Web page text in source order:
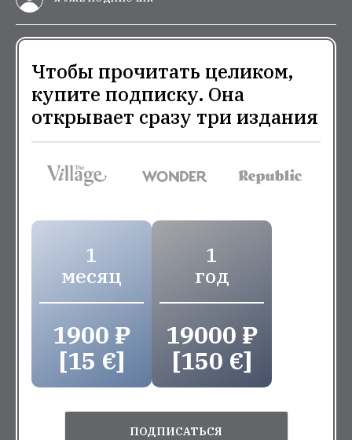
Чтобы прочитать целиком,
купите подписку. Она
открывает сразу три издания
1
месяц
1900 ₽
[15 €]
1
год
19000 ₽
[150 €]
ПОДПИСАТЬСЯ